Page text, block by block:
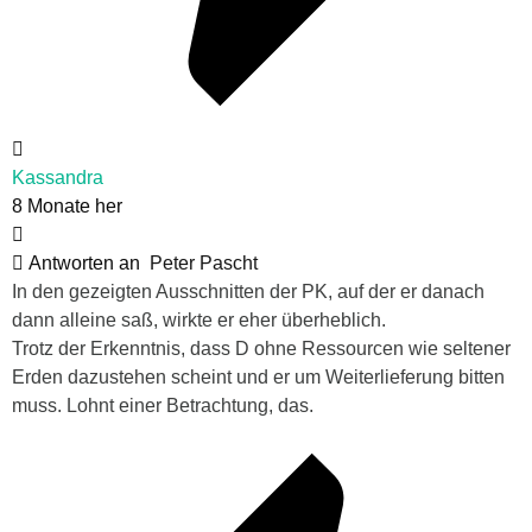
Kassandra
8 Monate her
Antworten an
Peter Pascht
In den gezeigten Ausschnitten der PK, auf der er danach
dann alleine saß, wirkte er eher überheblich.
Trotz der Erkenntnis, dass D ohne Ressourcen wie seltener
Erden dazustehen scheint und er um Weiterlieferung bitten
muss. Lohnt einer Betrachtung, das.